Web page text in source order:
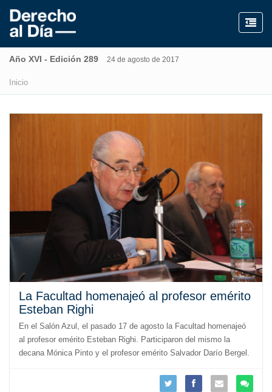
Año XVI - Edición 289 24 de agosto de 2017
Inicio
La Facultad homenajeó al profesor emérito
Esteban Righi
En el Salón Azul, el pasado 17 de agosto la Facultad homenajeó
al profesor emérito Esteban Righi. Participaron del mismo la
decana Mónica Pinto y el profesor emérito Salvador Darío Bergel.